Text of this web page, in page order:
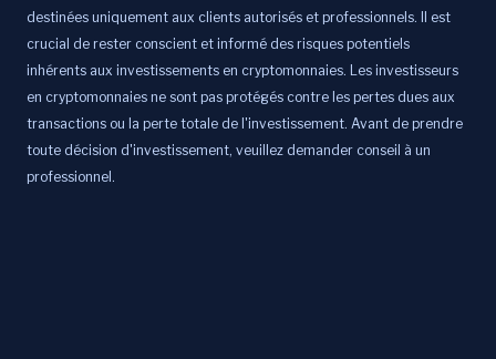
destinées uniquement aux clients autorisés et professionnels. Il est
crucial de rester conscient et informé des risques potentiels
inhérents aux investissements en cryptomonnaies. Les investisseurs
en cryptomonnaies ne sont pas protégés contre les pertes dues aux
transactions ou la perte totale de l'investissement. Avant de prendre
toute décision d'investissement, veuillez demander conseil à un
professionnel.